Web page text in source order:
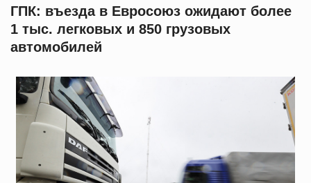
ГПК: въезда в Евросоюз ожидают более
1 тыс. легковых и 850 грузовых
автомобилей